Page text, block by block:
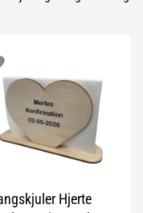
Hjerte